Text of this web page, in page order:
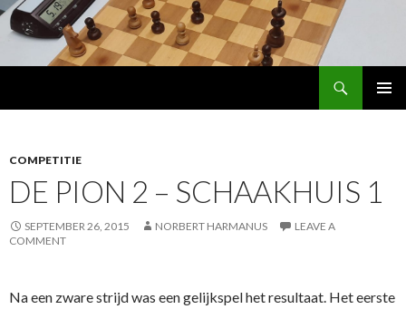
COMPETITIE
DE PION 2 – SCHAAKHUIS 1
SEPTEMBER 26, 2015 NORBERT HARMANUS
LEAVE A
COMMENT
Na een zware strijd was een gelijkspel het resultaat. Het eerste